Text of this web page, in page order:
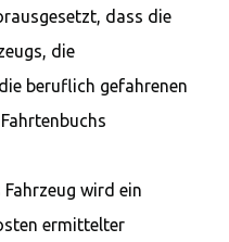
dass die
die
beruflich gefahrenen
Fahrzeug wird ein
ermittelter